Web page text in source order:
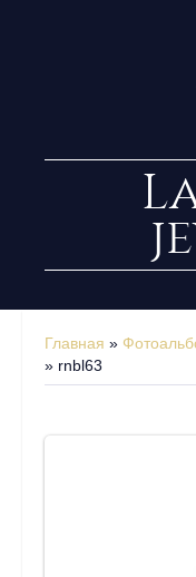
Главная »
» rnbl63